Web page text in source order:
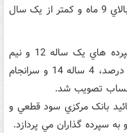
شش درصد، 3 تا 9 ماه روي هشت درصد،‌ بالاي 9 ماه و کمتر از يک سال
به گفته رئيس شوراي پول و اعتبار، سود سپرده هاي يک ساله 12 و نيم
درصد، 2 ساله 13 درصد، ‌3 ساله 13 و نيم درصد، 4 ساله 14 و سرانجام
بانک مرکزي سود قطعي و
سپرده گذاران مي پردازد.